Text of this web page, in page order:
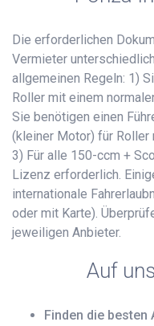
Die erforderlichen
Vermieter
allgemeinen Regeln: 1)
Roller mit einem
Sie benötigen einen
(kleiner Motor) für Roller
3) Für alle 150-ccm +
Lizenz erforderlich.
internationale
oder mit Karte).
jeweiligen Anbieter.
Auf
Finden die